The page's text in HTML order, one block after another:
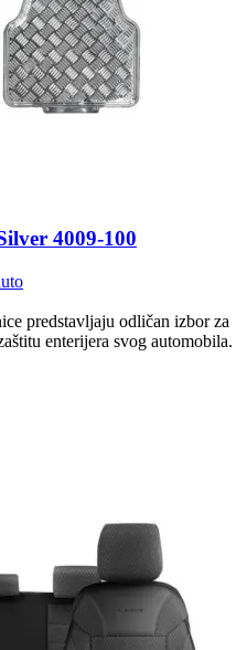
4009-100
predstavljaju odličan izbor za
enterijera svog automobila.